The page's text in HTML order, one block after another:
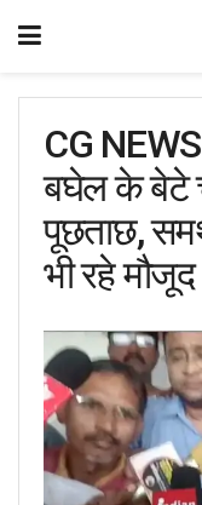
CG
बघेल के बेटे
पूछताछ,
भी रहे मौजूद